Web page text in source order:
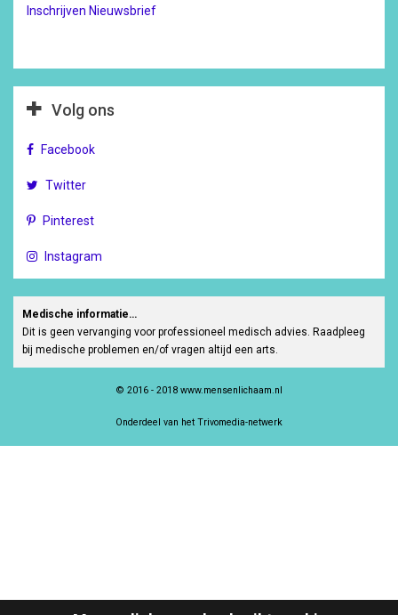
Inschrijven Nieuwsbrief
Volg ons
Facebook
Twitter
Pinterest
Instagram
Medische informatie…
Dit is geen vervanging voor professioneel medisch advies. Raadpleeg
bij medische problemen en/of vragen altijd een arts.
© 2016 - 2018 www.mensenlichaam.nl
Onderdeel van het Trivomedia-netwerk